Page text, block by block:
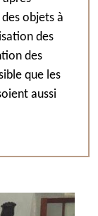
objets à
des
des
que les
aussi